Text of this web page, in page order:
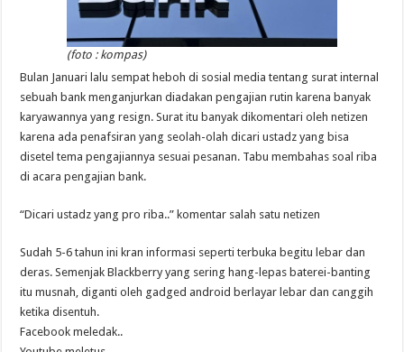
(foto : kompas)
Bulan Januari lalu sempat heboh di sosial media tentang surat internal
sebuah bank menganjurkan diadakan pengajian rutin karena banyak
karyawannya yang resign. Surat itu banyak dikomentari oleh netizen
karena ada penafsiran yang seolah-olah dicari ustadz yang bisa
disetel tema pengajiannya sesuai pesanan. Tabu membahas soal riba
di acara pengajian bank.
“Dicari ustadz yang pro riba..” komentar salah satu netizen
Sudah 5-6 tahun ini kran informasi seperti terbuka begitu lebar dan
deras. Semenjak Blackberry yang sering hang-lepas baterei-banting
itu musnah, diganti oleh gadged android berlayar lebar dan canggih
ketika disentuh.
Facebook meledak..